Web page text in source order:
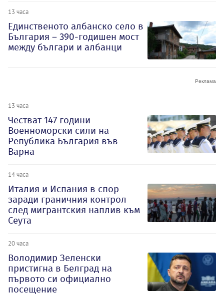
13 часа
Единственото албанско село в
България – 390-годишен мост
между българи и албанци
13 часа
Честват 147 години
Военноморски сили на
Република България във
Варна
14 часа
Италия и Испания в спор
заради граничния контрол
след мигрантския наплив към
Сеута
20 часа
Володимир Зеленски
пристигна в Белград на
първото си официално
посещение